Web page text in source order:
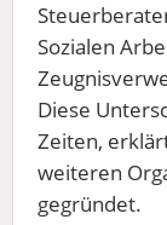
Sozialen
Diese
Zeiten,
weiteren
gegründet.